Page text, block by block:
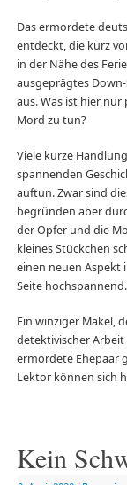
Das ermordete
entdeckt, die kurz
in der Nähe des
ausgeprägtes
aus. Was ist hier nur
Mord zu tun?
Viele kurze
spannenden
auftun. Zwar sind
begründen aber
der Opfer und die
kleines Stückchen
einen neuen Aspekt
Seite hochspannend.
Ein winziger Makel,
detektivischer
ermordete Ehepaar
Lektor können sich
Kein